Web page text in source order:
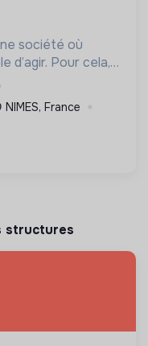
société où
d’agir. Pour cela,
lieux
à tous.
NIMES, France
structures